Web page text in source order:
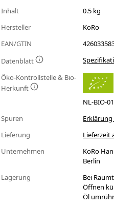
Inhalt
0.5 kg
Hersteller
KoRo
EAN/GTIN
Datenblatt
Öko-Kontrollstelle & Bio-
Herkunft
NL-BIO-01
Spuren
Lieferung
Lieferzeit
Unternehmen
KoRo
Berlin
Lagerung
Bei
Öffnen
Öl